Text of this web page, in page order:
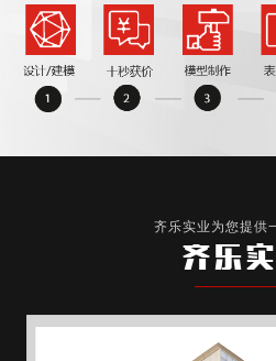
齐乐实业为您提供
齐乐